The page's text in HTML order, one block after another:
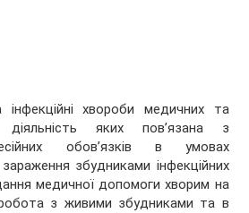
хвороби медичних та
діяльність яких пов’язана з
обов’язків в умовах
збудниками інфекційних
медичної допомоги хворим на
робота з живими збудниками та в